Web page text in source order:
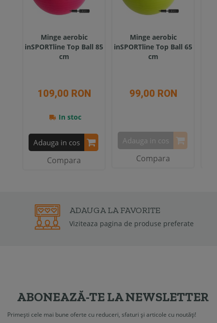
Minge aerobic
inSPORTline Top Ball 85
cm
109,00 RON
In stoc
Adauga in cos
Compara
Minge aerobic
inSPORTline Top Ball 65
cm
99,00 RON
Adauga in cos
Compara
ADAUGA LA FAVORITE
Viziteaza pagina de produse preferate
ABONEAZĂ-TE LA NEWSLETTER
Primești cele mai bune oferte cu reduceri, sfaturi și articole cu noutăți!